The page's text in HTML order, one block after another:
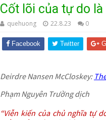
Cốt lõi của tự do
quehuong 22.8.23 0
Facebook Twitter
Deirdre Nansen McCloskey:
Phạm Nguyên Trường dịch
“Viễn kiến của chủ nghĩa tự